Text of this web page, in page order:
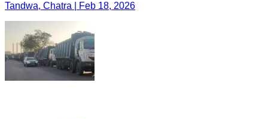
Tandwa, Chatra | Feb 18, 2026